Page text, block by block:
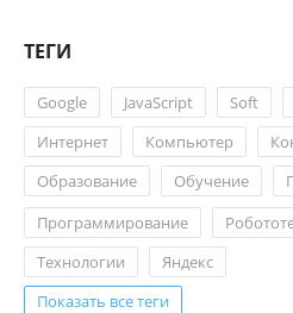
ТЕГИ
Google JavaScript Soft
Интернет
Компьютер
Образование
Обучение
Программирование
Технологии
Яндекс
Показать все теги